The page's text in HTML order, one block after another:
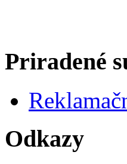
Priradené
Odkazy